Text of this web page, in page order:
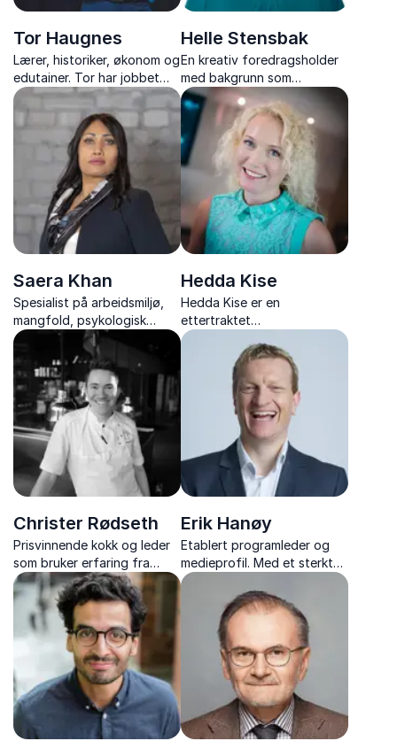
Tor Haugnes
Lærer, historiker, økonom og
edutainer. Tor har jobbet
med innovasjon og læring,
er samfunnsinteressert og
kjent for sitt engasjement.
Hans mantra er at
forelesningen skal være
dagens høydepunkt!
Helle Stensbak
En kreativ foredragsholder
med bakgrunn som
sjeføkonom, foreleser og
forfatter av en rekke
økonomiske kronikker.
Saera Khan
Spesialist på arbeidsmiljø,
mangfold, psykologisk
trygghet og kommunikasjon,
med erfaring fra både
politikk og ledelse.
Hedda Kise
Hedda Kise er en
ettertraktet
foredragsholder og ekspert
på kommunikasjon,
motivasjon og endring. Hør
et interessant og godt
formidlet foredrag.
Christer Rødseth
Prisvinnende kokk og leder
som bruker erfaring fra
toppidrett og kjøkken til å
inspirere team, bygge kultur
og skape prestasjon i
arbeidslivet.
Erik Hanøy
Etablert programleder og
medieprofil. Med et sterkt
engasjement vil han gi deg
tips til å skape en bedre
arbeidshverdag!